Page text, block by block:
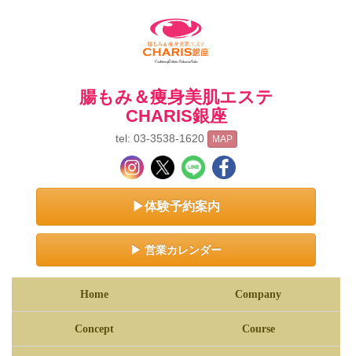
腸もみ＆痩身美肌エステ
CHARIS銀座
tel: 03-3538-1620 MAP
▶体験予約案内
▶ 営業カレンダー
Home Company
Concept Course